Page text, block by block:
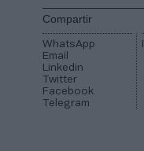
Compartir
WhatsApp
Email
Linkedin
Twitter
Facebook
Telegram